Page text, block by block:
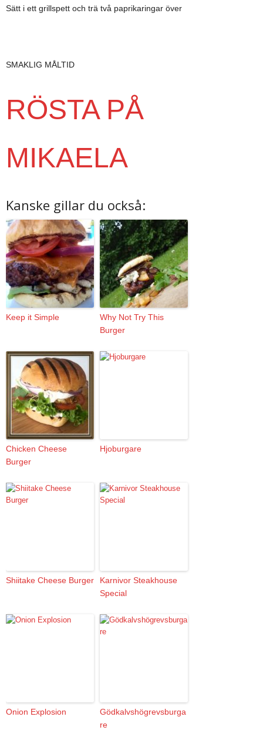
Sätt i ett grillspett och trä två paprikaringar över
SMAKLIG MÅLTID
RÖSTA PÅ
MIKAELA
Kanske gillar du också:
Keep it Simple
Why Not Try This
Burger
Chicken Cheese
Burger
Hjoburgare
Shiitake Cheese Burger
Karnivor Steakhouse
Special
Onion Explosion
Gödkalvshögrevsburga
re